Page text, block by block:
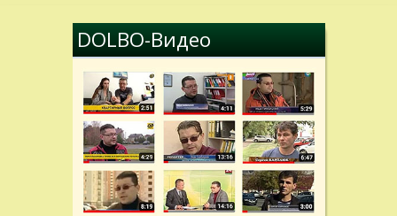
DOLBO-Видео